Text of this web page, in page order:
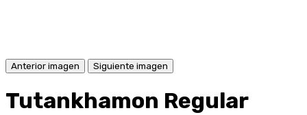
Anterior imagen Siguiente imagen
Tutankhamon Regular